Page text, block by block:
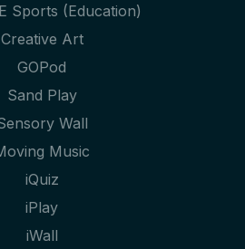
Sports (Education)
Creative Art
GOPod
Sand Play
Wall
Music
iQuiz
iPlay
iWall